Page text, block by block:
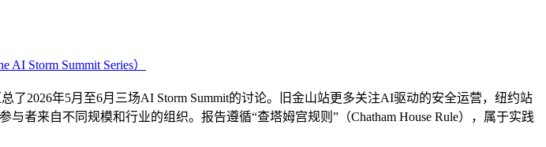
Storm Summit Series）
总了2026年5月至6月三场AI Storm Summit的讨论。旧金山站更多关注AI驱动的安全运营，纽约站
者来自不同规模和行业的组织。报告遵循“查塔姆宫规则”（Chatham House Rule），属于实践